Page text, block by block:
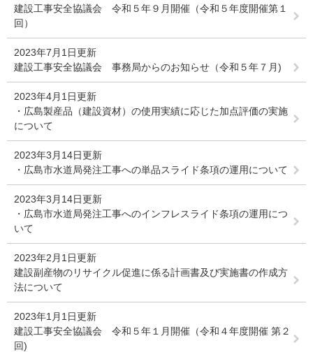
建設工事安全協議会 令和５年９月開催（令和５年度開催第１
回）
2023年7月1日更新
建設工事安全協議会 事務局からのお知らせ（令和５年７月)
2023年4月1日更新
・広島製産品（建設資材）の使用実績に応じた加点評価の実施
について
2023年3月14日更新
・広島市水道局発注工事への単品スライド条項の運用について
2023年3月14日更新
・広島市水道局発注工事へのインフレスライド条項の運用につ
いて
2023年2月1日更新
建設副産物のリサイクル促進に係る計画書及び実施書の作成方
法について
2023年1月1日更新
建設工事安全協議会 令和５年１月開催（令和４年度開催 第２
回)